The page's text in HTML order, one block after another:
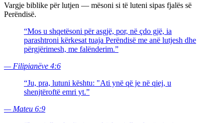
Vargje biblike për lutjen — mësoni si të luteni sipas fjalës së
Perëndisë.
“Mos u shqetësoni për asgjë, por, në çdo gjë, ia
parashtroni kërkesat tuaja Perëndisë me anë lutjesh dhe
përgjërimesh, me falënderim.”
— Filipianëve 4:6
“Ju, pra, lutuni kështu: "Ati ynë që je në qiej, u
shenjtëroftë emri yt.”
— Mateu 6:9